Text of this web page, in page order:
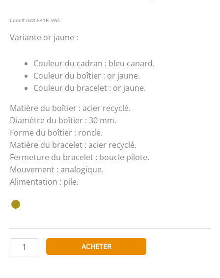
Code# GW0841FLSWC
Variante or jaune :
Couleur du cadran : bleu canard.
Couleur du boîtier : or jaune.
Couleur du bracelet : or jaune.
Matière du boîtier : acier recyclé.
Diamètre du boîtier : 30 mm.
Forme du boîtier : ronde.
Matière du bracelet : acier recyclé.
Fermeture du bracelet : boucle pilote.
Mouvement : analogique.
Alimentation : pile.
quantité
de
ACHETER